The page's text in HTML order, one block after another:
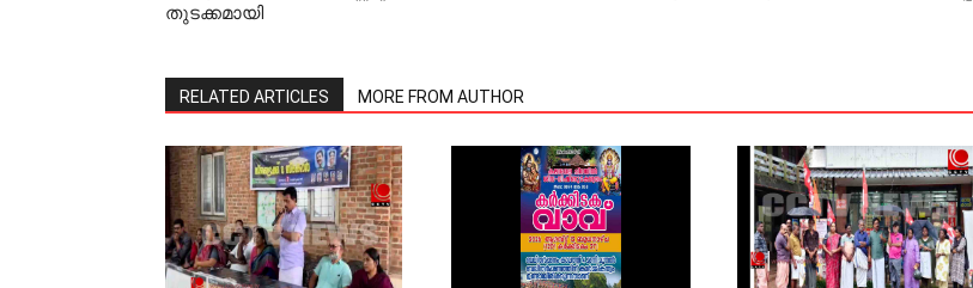
തുടക്കമായി
RELATED ARTICLES MORE FROM AUTHOR